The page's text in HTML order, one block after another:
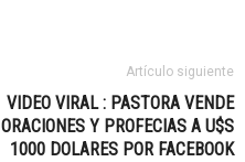
Artículo siguiente
VIDEO VIRAL : PASTORA VENDE
ORACIONES Y PROFECIAS A U$S
1000 DOLARES POR FACEBOOK